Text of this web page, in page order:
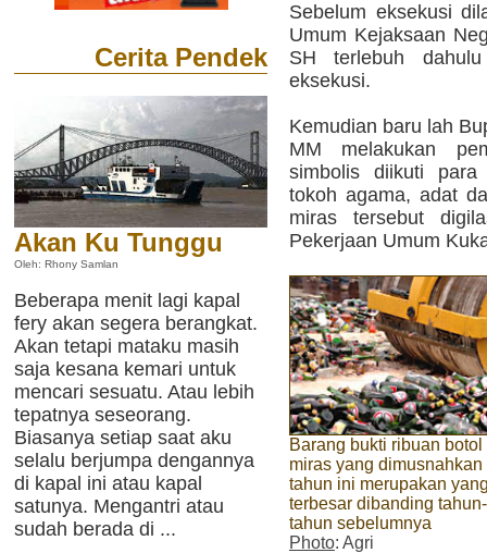
Cerita Pendek
Akan Ku Tunggu
Oleh: Rhony Samlan
Beberapa menit lagi kapal
fery akan segera berangkat.
Akan tetapi mataku masih
saja kesana kemari untuk
mencari sesuatu. Atau lebih
tepatnya seseorang.
Biasanya setiap saat aku
selalu berjumpa dengannya
di kapal ini atau kapal
satunya. Mengantri atau
sudah berada di ...
Sebelum eksekusi
Umum Kejaksaan
SH terlebuh
eksekusi.
Kemudian baru lah
MM melakukan
simbolis diikuti
tokoh agama, adat
miras tersebut
Pekerjaan Umum
Barang bukti ribuan botol
miras yang dimusnahkan
tahun ini merupakan
terbesar dibanding tahun-
tahun sebelumnya
Photo: Agri